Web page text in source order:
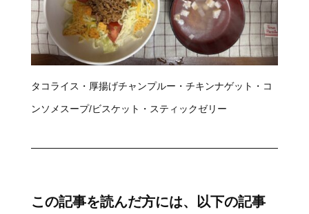
タコライス・厚揚げチャンプルー・チキンナゲット・コ
ンソメスープ/ビスケット・スティックゼリー
この記事を読んだ方には、以下の記事